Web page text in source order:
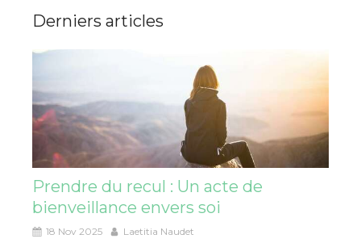
Derniers articles
Prendre du recul : Un acte de
bienveillance envers soi
18 Nov 2025 Laetitia Naudet